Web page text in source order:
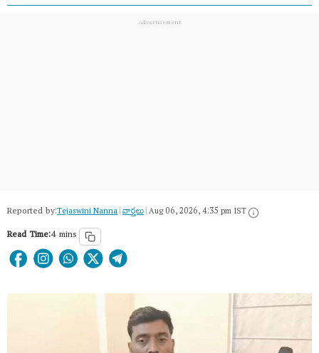
Reported by:Tejaswini Nanna|వార్త‌లు|Aug 06, 2026, 4:35 pm IST
Read Time:4 mins